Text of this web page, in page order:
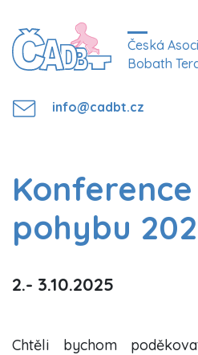
Česká
Bobath
info@cadbt.cz
pohybu
2.- 3.10.2025
Chtěli bychom